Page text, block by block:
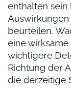
enthalten sein
beurteilen.
eine
wichtigere
Richtung der
die derzeitige